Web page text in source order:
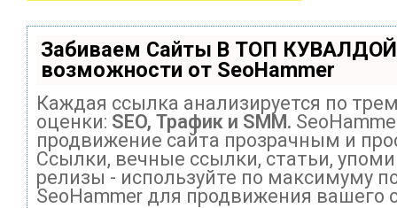
Забиваем Сайты В ТОП
возможности от SeoHammer
Каждая ссылка анализируется по
оценки: SEO, Трафик и SMM.
продвижение сайта прозрачным и
Ссылки, вечные ссылки, статьи,
релизы - используйте по максимуму
SeoHammer для продвижения вашего